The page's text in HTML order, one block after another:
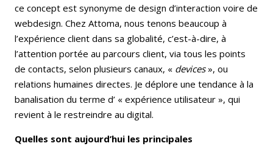
ce concept est synonyme de design d’interaction voire de
webdesign. Chez Attoma, nous tenons beaucoup à
l’expérience client dans sa globalité, c’est-à-dire, à
l’attention portée au parcours client, via tous les points
de contacts, selon plusieurs canaux, « devices», ou
relations humaines directes. Je déplore une tendance à la
banalisation du terme d’ « expérience utilisateur », qui
revient à le restreindre au digital.
Quelles sont aujourd’hui les principales